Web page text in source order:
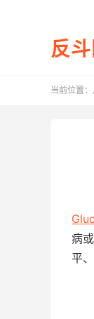
反
当前位置：
病
平